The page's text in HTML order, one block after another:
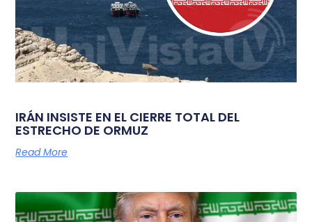
IRÁN INSISTE EN EL CIERRE TOTAL DEL
ESTRECHO DE ORMUZ
Read More